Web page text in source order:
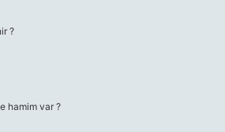
?
hamim var ?